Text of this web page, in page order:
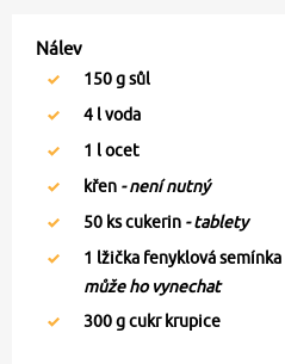
Nálev
150g sůl
4 l voda
1 l ocet
křen - není nutný
50 ks cukerin - tablety
1 lžička fenyklová semínka
může ho vynechat
300g cukr krupice